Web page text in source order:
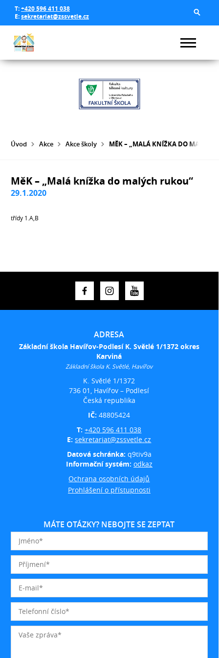
T:+420 596 411 038
E:sekretariat@zssvetle.cz
Úvod Akce Akce školy MĚK – „MALÁ KNÍŽKA DO MALÝCH
MěK – „Malá knížka do malých rukou“
29.1.2020
třídy 1.A,B
ADRESA
Základní škola Havířov-Podlesí K. Světlé 1/1372 okres
Karviná
Základní škola K. Světlé, Havířov
K. Světlé 1/1372
736 01, Havířov – Podlesí
Česká republika
IČ:48805424
T:+420 596 411 038
E:sekretariat@zssvetle.cz
Datová schránka: q9tiv9a
Informační systém: odkaz
Ochrana osobních údajů
Prohlášení o přístupnosti
MÁTE OTÁZKY? NEBOJTE SE ZEPTAT